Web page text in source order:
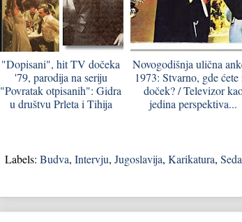
"Dopisani", hit TV dočeka
'79, parodija na seriju
"Povratak otpisanih": Gidra
u društvu Prleta i Tihija
Novogodišnja ulična
1973: Stvarno, gde ćete
doček? / Televizor
jedina perspektiva...
Labels: Budva, Intervju, Jugoslavija, Karikatura,